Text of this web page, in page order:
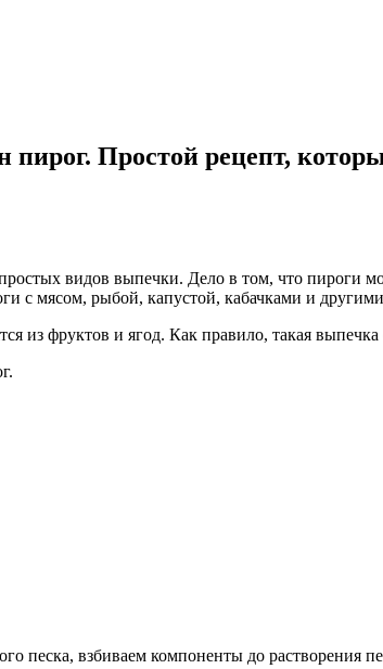
Простой рецепт,
видов выпечки. Дело в том, что
с мясом, рыбой, капустой, кабачками и
из фруктов и ягод. Как правило, такая выпечка
песка, взбиваем компоненты до растворения